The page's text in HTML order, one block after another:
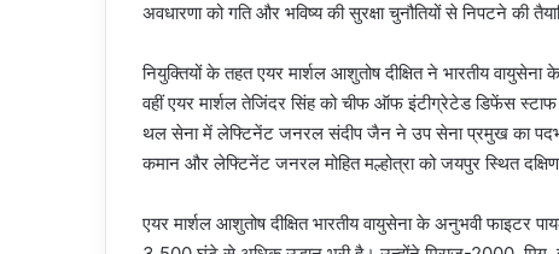
अवधारणा को गति और भविष्य की सुरक्षा चुनौतियों से निपटने की
नियुक्तियों के तहत एयर मार्शल आशुतोष दीक्षित ने भारतीय
वहीं एयर मार्शल तेजिंदर सिंह को चीफ ऑफ इंटीग्रेटेड डिफेंस
थल सेना में लेफ्टिनेंट जनरल संदीप जैन ने उप सेना प्रमुख का
कमान और लेफ्टिनेंट जनरल मोहित मल्होत्रा को जयपुर स्थित
एयर मार्शल आशुतोष दीक्षित भारतीय वायुसेना के अनुभवी फाइटर